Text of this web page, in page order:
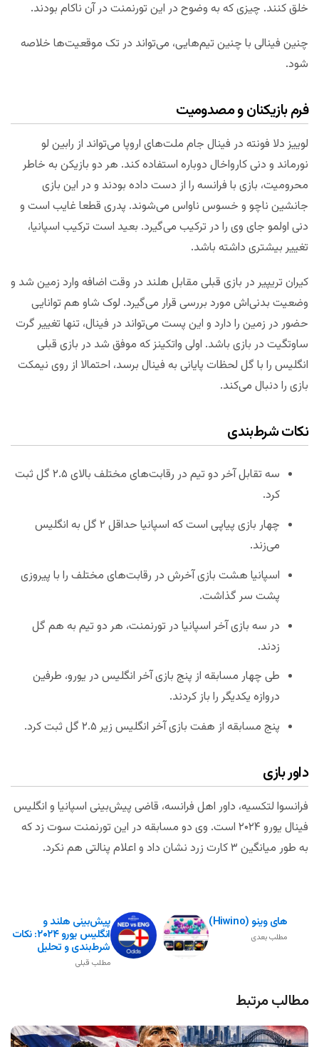
خلق کنند. چیزی که به وضوح در این تورنمنت در آن ناکام بودند.
چنین فینالی با چنین تیم‌هایی، می‌تواند در تک موقعیت‌ها خلاصه
شود.
فرم بازیکنان و مصدومیت
لوییز دلا فونته در فینال جام ملت‌های اروپا می‌تواند از رابین لو
نورماند و دنی کارواخال دوباره استفاده کند. هر دو بازیکن به خاطر
محرومیت، بازی با فرانسه را از دست داده بودند و در این بازی
جانشین ناچو و خسوس ناواس می‌شوند. پدری قطعا غایب است و
دنی اولمو جای وی را در ترکیب می‌گیرد. بعید است ترکیب اسپانیا،
تغییر بیشتری داشته باشد.
کیران تریپیر در بازی قبلی مقابل هلند در وقت اضافه وارد زمین شد و
وضعیت بدنی‌اش مورد بررسی قرار می‌گیرد. لوک شاو هم توانایی
حضور در زمین را دارد و این پست می‌تواند در فینال، تنها تغییر گرت
ساوتگیت در بازی باشد. اولی واتکینز که موفق شد در بازی قبلی
انگلیس را با گل لحظات پایانی به فینال برسد، احتمالا از روی نیمکت
بازی را دنبال می‌کند.
نکات شرط‌بندی
سه تقابل آخر دو تیم در رقابت‌های مختلف بالای ۲.۵ گل ثبت
کرد.
چهار بازی پیاپی است که اسپانیا حداقل ۲ گل به انگلیس
می‌زند.
اسپانیا هشت بازی آخرش در رقابت‌های مختلف را با پیروزی
پشت سر گذاشت.
در سه بازی آخر اسپانیا در تورنمنت، هر دو تیم به هم گل
زدند.
طی چهار مسابقه از پنج بازی آخر انگلیس در یورو، طرفین
دروازه یکدیگر را باز کردند.
پنج مسابقه از هفت بازی آخر انگلیس زیر ۲.۵ گل ثبت کرد.
داور بازی
فرانسوا لتکسیه، داور اهل فرانسه، قاضی پیش‌بینی اسپانیا و انگلیس
فینال یورو ۲۰۲۴ است. وی دو مسابقه در این تورنمنت سوت زد که
به طور میانگین ۳ کارت زرد نشان داد و اعلام پنالتی هم نکرد.
پیش‌بینی هلند و
انگلیس یورو ۲۰۲۴: نکات
شرط‌بندی و تحلیل
مطلب قبلی
های وینو (hiwino)
مطلب بعدی
مطالب مرتبط